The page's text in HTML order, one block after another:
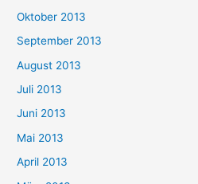
Oktober 2013
September 2013
August 2013
Juli 2013
Juni 2013
Mai 2013
April 2013